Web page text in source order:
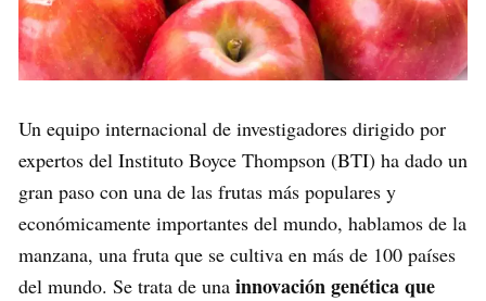
Un equipo internacional de investigadores dirigido por
expertos del Instituto Boyce Thompson (BTI) ha dado un
gran paso con una de las frutas más populares y
económicamente importantes del mundo, hablamos de la
manzana, una fruta que se cultiva en más de 100 países
del mundo. Se trata de una innovación genética que